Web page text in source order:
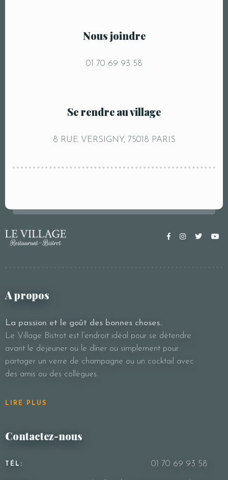
Nous joindre
01 70 69 93 58
Se rendre au village
8 RUE VERSIGNY, 75018 PARIS
A propos
La passion et le goût des bonnes choses..
Le Village Bistrot est l’endroit idéal pour se détendre
avant le déjeuner ou le dîner ou simplement pour
partager un verre de champagne ou un cocktail avec
des amis ou des collègues.
LIRE PLUS
Contactez-nous
TÉL: 01 70 69 93 58